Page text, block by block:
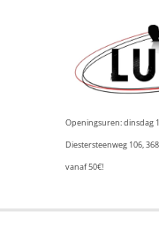
Openingsuren: dinsdag
Diestersteenweg 106,
vanaf 50€!